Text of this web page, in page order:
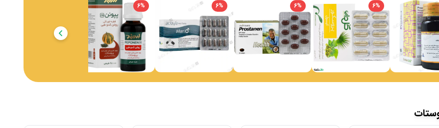
6%
6%
6%
6%